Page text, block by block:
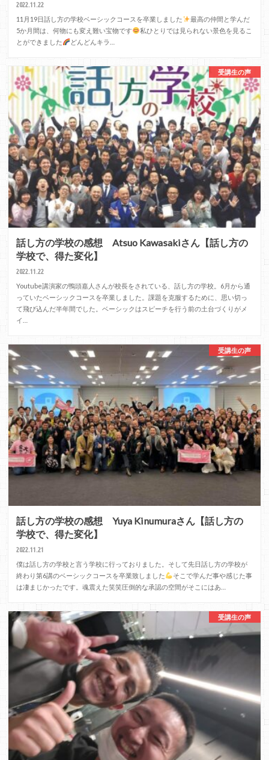
2022.11.22
11月19日話し方の学校ベーシックコースを卒業しました
最高の仲間と学んだ
5か月間は、何物にも変え難い宝物です
私ひとりでは見られない景色を見るこ
とができました
どんどんキラ…
受講生の声
話し方の学校の感想 Atsuo Kawasakiさん【話し方の
学校で、得た変化】
2022.11.22
Youtube講演家の鴨頭嘉人さんが校長をされている、話し方の学校。6月から通
っていたベーシックコースを卒業しました。課題を克服するために、思い切っ
て飛び込んだ半年間でした。ベーシックはスピーチを行う前の土台づくりがメ
イ…
受講生の声
話し方の学校の感想 Yuya Kinumuraさん【話し方の
学校で、得た変化】
2022.11.21
僕は話し方の学校と言う学校に行っておりました。そして先日話し方の学校が
終わり第6講のベーシックコースを卒業致しました
そこで学んだ事や感じた事
は凄まじかったです。魂震えた笑笑圧倒的な承認の空間がそこにはあ…
受講生の声